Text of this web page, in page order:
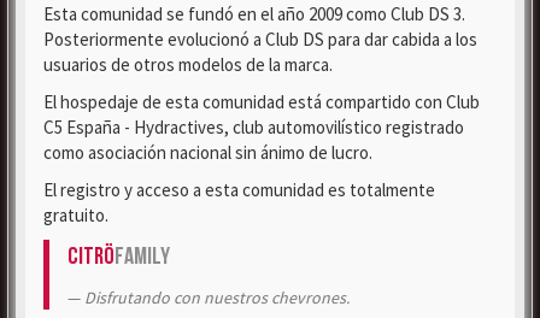
Esta comunidad se fundó en el año 2009 como Club DS 3.
Posteriormente evolucionó a Club DS para dar cabida a los
usuarios de otros modelos de la marca.
El hospedaje de esta comunidad está compartido con Club
C5 España - Hydractives, club automovilístico registrado
como asociación nacional sin ánimo de lucro.
El registro y acceso a esta comunidad es totalmente
gratuito.
CitröFamily
Disfrutando con nuestros chevrones.